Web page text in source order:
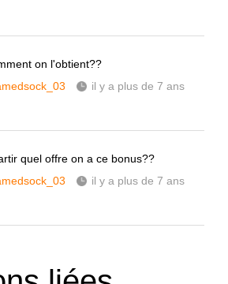
on l'obtient??
il y a plus de 7 ans
quel offre on a ce bonus??
il y a plus de 7 ans